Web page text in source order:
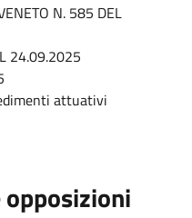
N. 585 DEL
24.09.2025
attuativi